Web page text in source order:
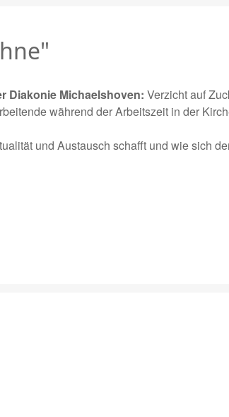
Diakonie Michaelshoven: Verzicht auf
während der Arbeitszeit in der
und Austausch schafft und wie sich